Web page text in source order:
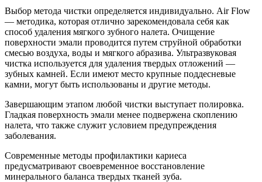
Выбор метода чистки определяется индивидуально. Air Flow
— методика, которая отлично зарекомендовала себя как
способ удаления мягкого зубного налета. Очищение
поверхности эмали проводится путем струйной обработки
смесью воздуха, воды и мягкого абразива. Ультразвуковая
чистка используется для удаления твердых отложений —
зубных камней. Если имеют место крупные поддесневые
камни, могут быть использованы и другие методы.
Завершающим этапом любой чистки выступает полировка.
Гладкая поверхность эмали менее подвержена скоплению
налета, что также служит условием предупреждения
заболевания.
Современные методы профилактики кариеса
предусматривают своевременное восстановление
минерального баланса твердых тканей зуба.